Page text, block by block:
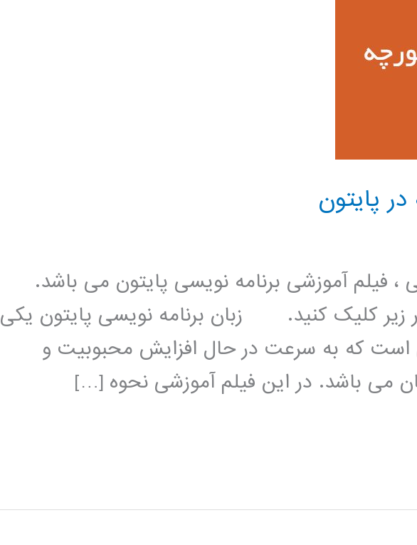
پایتون
، فیلم آموزشی برنامه نویسی پایتون می باشد.
زیر کلیک کنید. زبان برنامه نویسی پایتون یکی
است که به سرعت در حال افزایش محبوبیت و
می باشد. در این فیلم آموزشی نحوه […]